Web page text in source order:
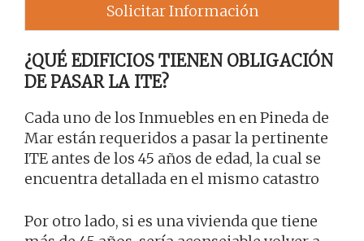
Solicitar Información
¿QUÉ EDIFICIOS TIENEN OBLIGACIÓN
DE PASAR LA ITE?
Cada uno de los Inmuebles en en Pineda de
Mar están requeridos a pasar la pertinente
ITE antes de los 45 años de edad, la cual se
encuentra detallada en el mismo catastro
Por otro lado, si es una vivienda que tiene